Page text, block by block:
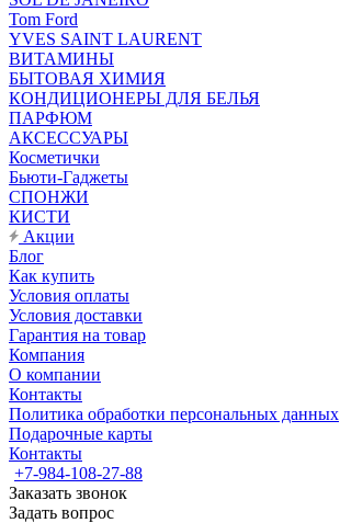
Tom Ford
YVES SAINT LAURENT
ВИТАМИНЫ
БЫТОВАЯ ХИМИЯ
КОНДИЦИОНЕРЫ ДЛЯ БЕЛЬЯ
ПАРФЮМ
АКСЕССУАРЫ
Косметички
Бьюти-Гаджеты
СПОНЖИ
КИСТИ
Акции
Блог
Как купить
Условия оплаты
Условия доставки
Гарантия на товар
Компания
О компании
Контакты
Политика обработки персональных данных
Подарочные карты
Контакты
+7-984-108-27-88
Заказать звонок
Задать вопрос